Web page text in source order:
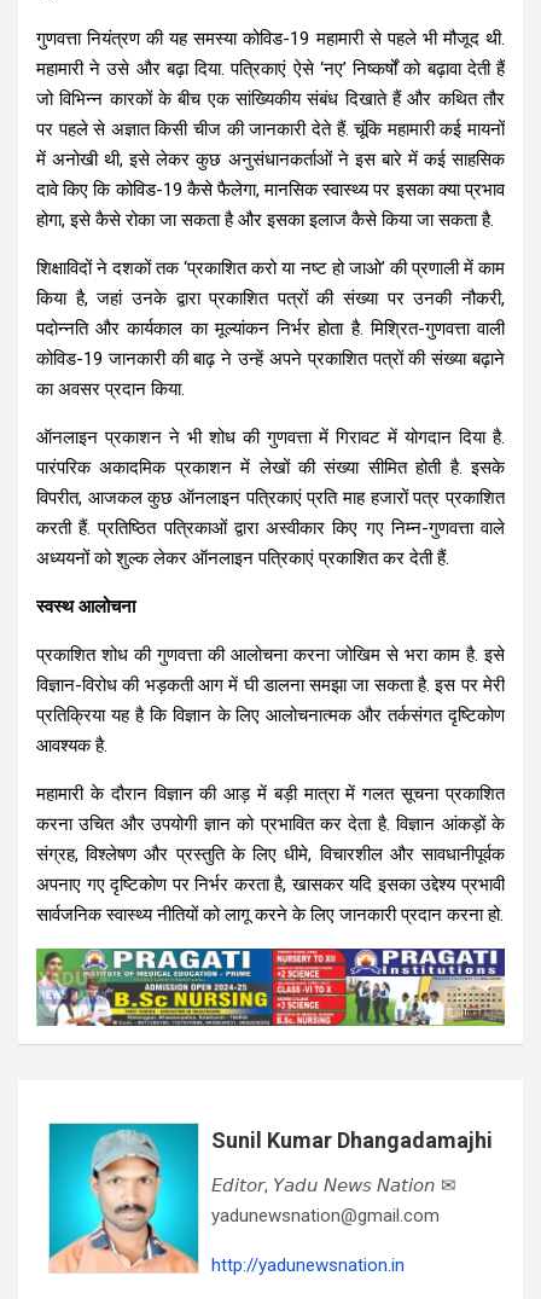
गुणवत्ता नियंत्रण की यह समस्या कोविड-19 महामारी से पहले भी मौजूद थी.
महामारी ने उसे और बढ़ा दिया. पत्रिकाएं ऐसे ‘नए’ निष्कर्षों को बढ़ावा देती हैं
जो विभिन्न कारकों के बीच एक सांख्यिकीय संबंध दिखाते हैं और कथित तौर
पर पहले से अज्ञात किसी चीज की जानकारी देते हैं. चूंकि महामारी कई मायनों
में अनोखी थी, इसे लेकर कुछ अनुसंधानकर्ताओं ने इस बारे में कई साहसिक
दावे किए कि कोविड-19 कैसे फैलेगा, मानसिक स्वास्थ्य पर इसका क्या प्रभाव
होगा, इसे कैसे रोका जा सकता है और इसका इलाज कैसे किया जा सकता है.
शिक्षाविदों ने दशकों तक ‘प्रकाशित करो या नष्ट हो जाओ’ की प्रणाली में काम
किया है, जहां उनके द्वारा प्रकाशित पत्रों की संख्या पर उनकी नौकरी,
पदोन्नति और कार्यकाल का मूल्यांकन निर्भर होता है. मिश्रित-गुणवत्ता वाली
कोविड-19 जानकारी की बाढ़ ने उन्हें अपने प्रकाशित पत्रों की संख्या बढ़ाने
का अवसर प्रदान किया.
ऑनलाइन प्रकाशन ने भी शोध की गुणवत्ता में गिरावट में योगदान दिया है.
पारंपरिक अकादमिक प्रकाशन में लेखों की संख्या सीमित होती है. इसके
विपरीत, आजकल कुछ ऑनलाइन पत्रिकाएं प्रति माह हजारों पत्र प्रकाशित
करती हैं. प्रतिष्ठित पत्रिकाओं द्वारा अस्वीकार किए गए निम्न-गुणवत्ता वाले
अध्ययनों को शुल्क लेकर ऑनलाइन पत्रिकाएं प्रकाशित कर देती हैं.
स्वस्थ आलोचना
प्रकाशित शोध की गुणवत्ता की आलोचना करना जोखिम से भरा काम है. इसे
विज्ञान-विरोध की भड़कती आग में घी डालना समझा जा सकता है. इस पर मेरी
प्रतिक्रिया यह है कि विज्ञान के लिए आलोचनात्मक और तर्कसंगत दृष्टिकोण
आवश्यक है.
महामारी के दौरान विज्ञान की आड़ में बड़ी मात्रा में गलत सूचना प्रकाशित
करना उचित और उपयोगी ज्ञान को प्रभावित कर देता है. विज्ञान आंकड़ों के
संग्रह, विश्लेषण और प्रस्तुति के लिए धीमे, विचारशील और सावधानीपूर्वक
अपनाए गए दृष्टिकोण पर निर्भर करता है, खासकर यदि इसका उद्देश्य प्रभावी
सार्वजनिक स्वास्थ्य नीतियों को लागू करने के लिए जानकारी प्रदान करना हो.
Sunil Kumar Dhangadamajhi
𝘌𝘥𝘪𝘵𝘰𝘳, 𝘠𝘢𝘥𝘶 𝘕𝘦𝘸𝘴 𝘕𝘢𝘵𝘪𝘰𝘯 ✉
yadunewsnation@gmail.com
http://yadunewsnation.in